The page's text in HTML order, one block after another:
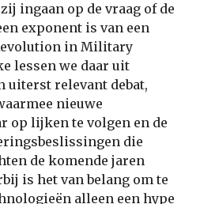
ingaan op de vraag of de
exponent is van een
in Military
lessen we daar uit
uiterst relevant debat,
nieuwe
op lijken te volgen en de
die
de komende jaren
is het van belang om te
alleen een hype